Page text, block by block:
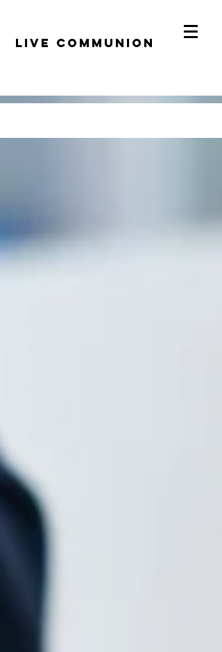
​LiVE COMMUNION